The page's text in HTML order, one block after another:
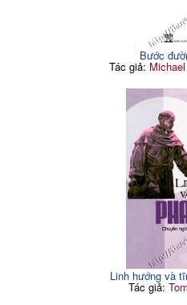
Bước
Tác giả:
Linh hướng và
Tác giả: